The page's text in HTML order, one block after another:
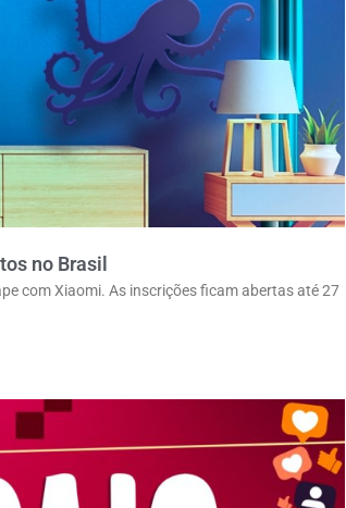
no Brasil
com Xiaomi. As inscrições ficam abertas até 27